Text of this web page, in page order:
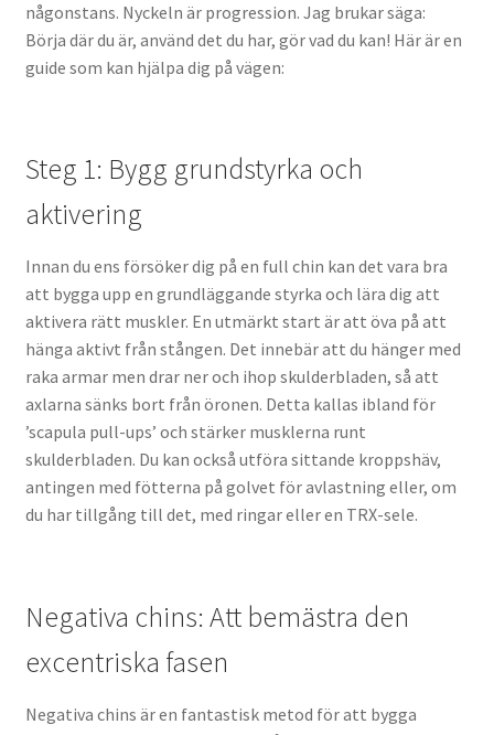
någonstans. Nyckeln är progression. Jag brukar säga:
Börja där du är, använd det du har, gör vad du kan! Här är en
guide som kan hjälpa dig på vägen:
Steg 1: Bygg grundstyrka och
aktivering
Innan du ens försöker dig på en full chin kan det vara bra
att bygga upp en grundläggande styrka och lära dig att
aktivera rätt muskler. En utmärkt start är att öva på att
hänga aktivt från stången. Det innebär att du hänger med
raka armar men drar ner och ihop skulderbladen, så att
axlarna sänks bort från öronen. Detta kallas ibland för
’scapula pull-ups’ och stärker musklerna runt
skulderbladen. Du kan också utföra sittande kroppshäv,
antingen med fötterna på golvet för avlastning eller, om
du har tillgång till det, med ringar eller en TRX-sele.
Negativa chins: Att bemästra den
excentriska fasen
Negativa chins är en fantastisk metod för att bygga